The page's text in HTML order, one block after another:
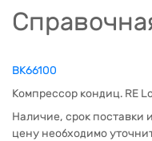
BK66100
Компрессор кондиц. RE
Наличие, срок поставки и
цену необходимо